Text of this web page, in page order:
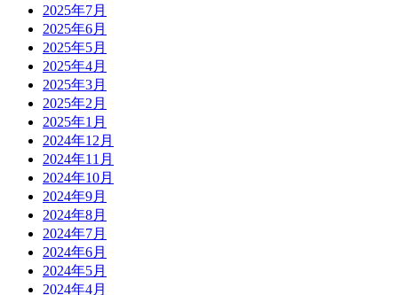
2025年7月
2025年6月
2025年5月
2025年4月
2025年3月
2025年2月
2025年1月
2024年12月
2024年11月
2024年10月
2024年9月
2024年8月
2024年7月
2024年6月
2024年5月
2024年4月